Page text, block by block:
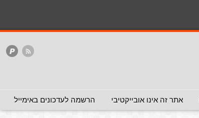
אתר זה אינו אובייקטיבי הרשמה לעדכונים באימייל